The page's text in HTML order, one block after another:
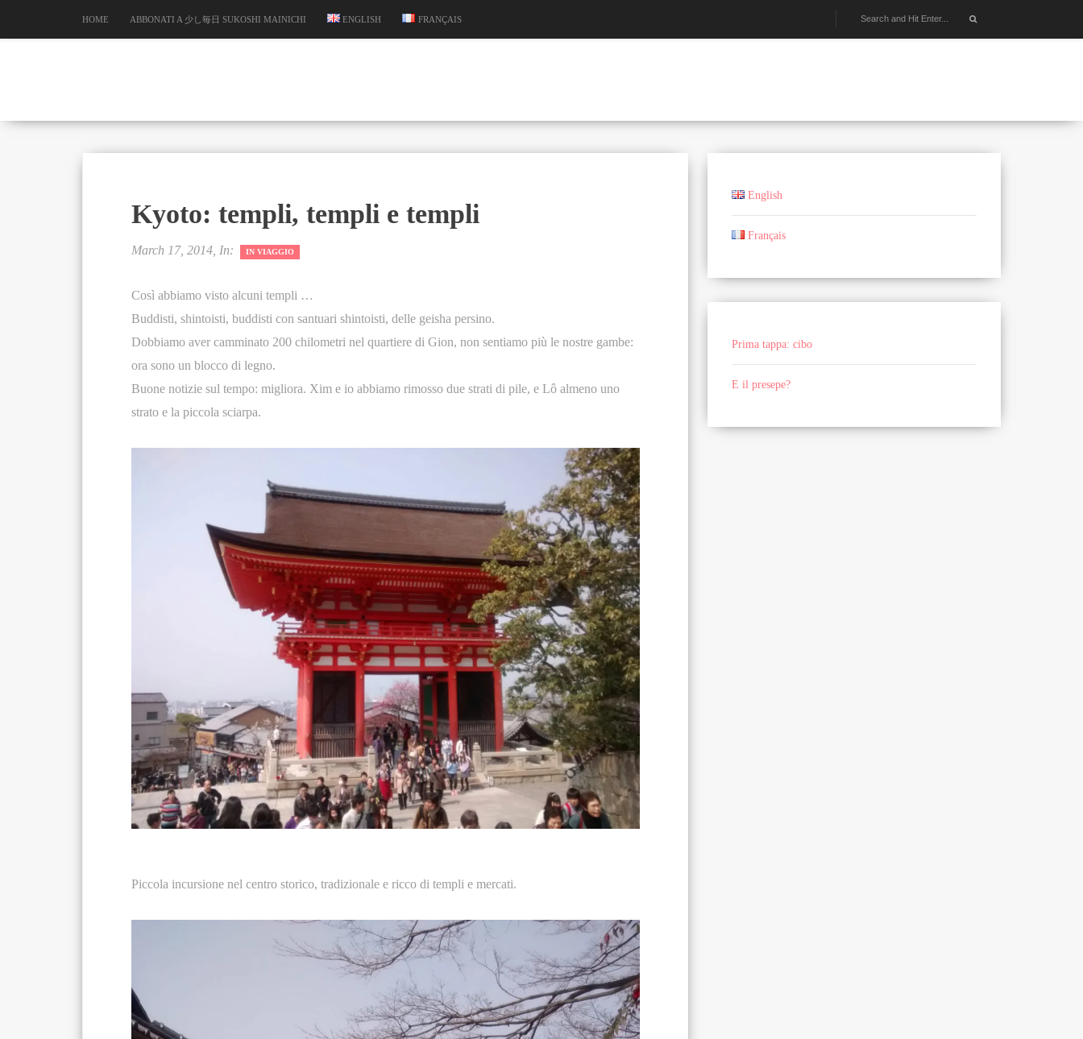
HOME ABBONATI A 少し毎日 SUKOSHI MAINICHI ENGLISH FRANÇAIS
Kyoto: templi, templi e templi
March 17, 2014, In: IN VIAGGIO
Così abbiamo visto alcuni templi …
Buddisti, shintoisti, buddisti con santuari shintoisti, delle geisha persino.
Dobbiamo aver camminato 200 chilometri nel quartiere di Gion, non sentiamo più le nostre gambe:
ora sono un blocco di legno.
Buone notizie sul tempo: migliora. Xim e io abbiamo rimosso due strati di pile, e Lô almeno uno
strato e la piccola sciarpa.
Piccola incursione nel centro storico, tradizionale e ricco di templi e mercati.
English
Français
Prima tappa: cibo
E il presepe?